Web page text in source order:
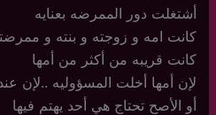
أشتغلت دور الممرضه بعنايه
كانت امه و زوجته و بنته و
كانت قريبه من أكثر من أمها
لإن أمها أخلت المسؤوليه ..لإن
أو الأصح تحتاج هي أحد يهتم فيها